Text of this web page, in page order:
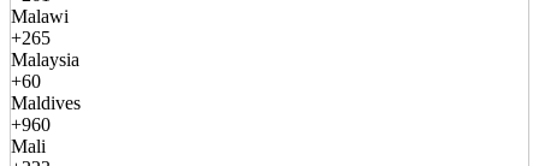
Malawi
+265
Malaysia
+60
Maldives
+960
Mali